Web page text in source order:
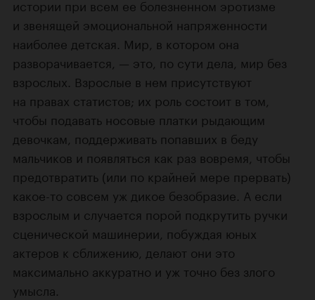
истории при всем ее болезненном эротизме
и звенящей эмоциональной напряженности
наиболее детская. Мир, в котором она
разворачивается, — это, по сути дела, мир без
взрослых. Взрослые в нем присутствуют
на правах статистов; их роль состоит в том,
чтобы подавать носовые платки рыдающим
девочкам, поддерживать попавших в беду
мальчиков и появляться как раз вовремя, чтобы
предотвратить (или по крайней мере прервать)
какое-то совсем уж дикое безобразие. А если
взрослым и случается порой подкрутить ручки
сценической машинерии, побуждая юных
актеров к сближению, делают они это
максимально аккуратно и уж точно без злого
умысла.